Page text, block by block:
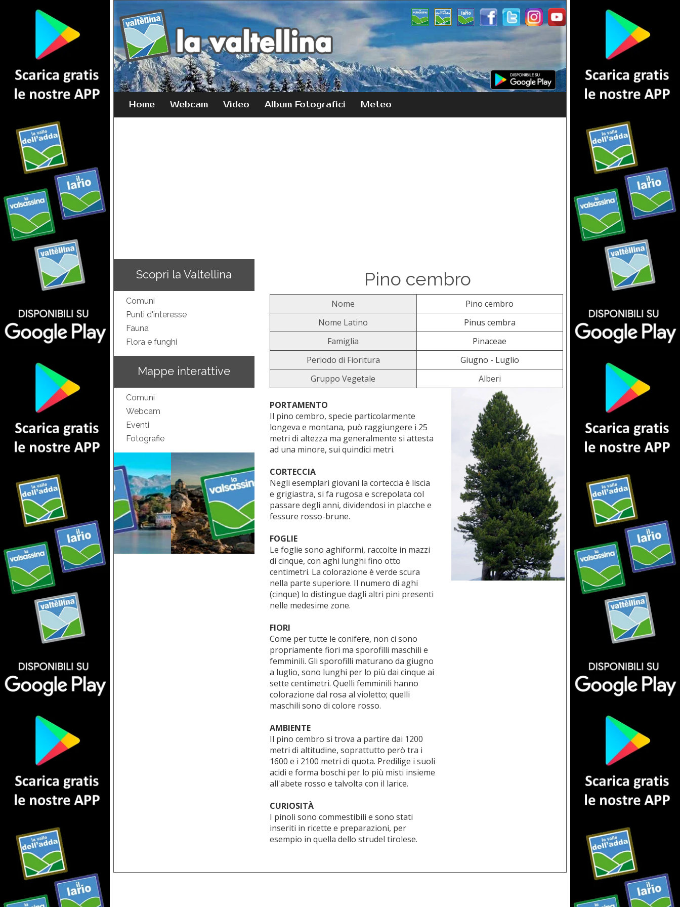
Home Webcam Video Album Fotografici Meteo
Scopri la Valtellina
Comuni
Punti d'interesse
Fauna
Flora e funghi
Mappe interattive
Comuni
Webcam
Eventi
Fotografie
Pino cembro
Nome
Pino cembro
Nome Latino
Pinus cembra
Famiglia
Pinaceae
Periodo di Fioritura
Giugno - Luglio
Gruppo Vegetale
Alberi
PORTAMENTO
Il pino cembro, specie particolarmente
longeva e montana, può raggiungere i 25
metri di altezza ma generalmente si attesta
ad una minore, sui quindici metri.
CORTECCIA
Negli esemplari giovani la corteccia è liscia
e grigiastra, si fa rugosa e screpolata col
passare degli anni, dividendosi in placche e
fessure rosso-brune.
FOGLIE
Le foglie sono aghiformi, raccolte in mazzi
di cinque, con aghi lunghi fino otto
centimetri. La colorazione è verde scura
nella parte superiore. Il numero di aghi
(cinque) lo distingue dagli altri pini presenti
nelle medesime zone.
FIORI
Come per tutte le conifere, non ci sono
propriamente fiori ma sporofilli maschili e
femminili. Gli sporofilli maturano da giugno
a luglio, sono lunghi per lo più dai cinque ai
sette centimetri. Quelli femminili hanno
colorazione dal rosa al violetto; quelli
maschili sono di colore rosso.
AMBIENTE
Il pino cembro si trova a partire dai 1200
metri di altitudine, soprattutto però tra i
1600 e i 2100 metri di quota. Predilige i suoli
acidi e forma boschi per lo più misti insieme
all'abete rosso e talvolta con il larice.
CURIOSITÀ
I pinoli sono commestibili e sono stati
inseriti in ricette e preparazioni, per
esempio in quella dello strudel tirolese.